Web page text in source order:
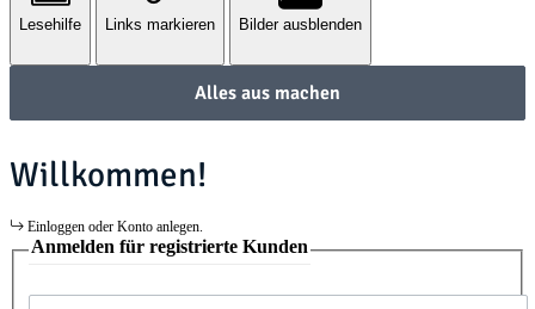
Lesehilfe Links markieren Bilder ausblenden
Alles aus machen
Willkommen!
Einloggen oder Konto anlegen.
Anmelden für registrierte Kunden